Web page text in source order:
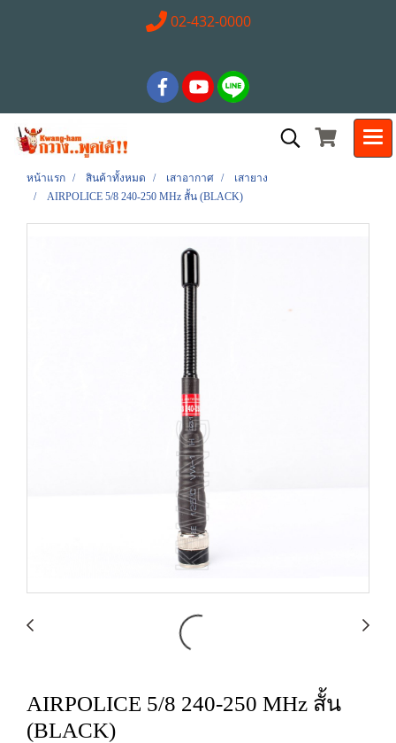
02-432-0000
หน้าแรก สินค้าทั้งหมด เสาอากาศ
เสายาง
AIRPOLICE 5/8 240-250 MHz สั้น (BLACK)
AIRPOLICE 5/8 240-250 MHz สั้น
(BLACK)